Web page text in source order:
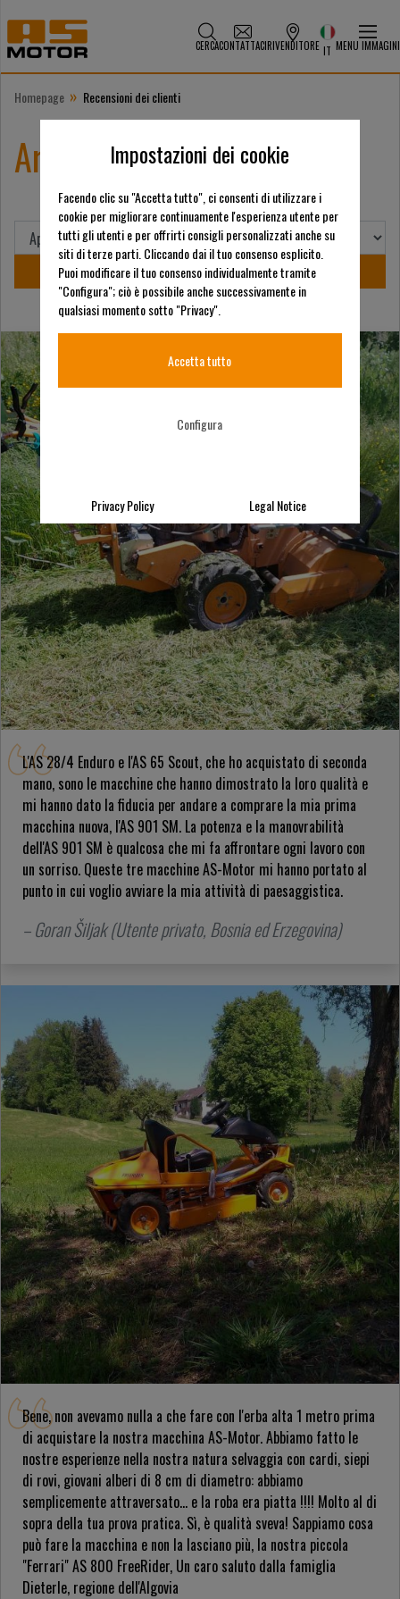
CERCACONTATTACIRIVENDITORE IT MENU IMMAGINI
Homepage » Recensioni dei clienti
Archivio recensioni
L'AS 28/4 Enduro e l'AS 65 Scout, che ho acquistato di seconda
mano, sono le macchine che hanno dimostrato la loro qualità e
mi hanno dato la fiducia per andare a comprare la mia prima
macchina nuova, l'AS 901 SM. La potenza e la manovrabilità
dell'AS 901 SM è qualcosa che mi fa affrontare ogni lavoro con
un sorriso. Queste tre macchine AS-Motor mi hanno portato al
punto in cui voglio avviare la mia attività di paesaggistica.
– Goran Šiljak (Utente privato, Bosnia ed Erzegovina)
Bene, non avevamo nulla a che fare con l'erba alta 1 metro prima
di acquistare la nostra macchina AS-Motor. Abbiamo fatto le
nostre esperienze nella nostra natura selvaggia con cardi, siepi
di rovi, giovani alberi di 8 cm di diametro: abbiamo
semplicemente attraversato... e la roba era piatta !!!! Molto al di
sopra della tua prova pratica. Sì, è qualità sveva! Sappiamo cosa
può fare la macchina e non la lasciano più, la nostra piccola
"Ferrari" AS 800 FreeRider, Un caro saluto dalla famiglia
Dieterle, regione dell'Algovia
Impostazioni dei cookie
Facendo clic su "Accetta tutto", ci consenti di utilizzare i
cookie per migliorare continuamente l'esperienza utente per
tutti gli utenti e per offrirti consigli personalizzati anche su
siti di terze parti. Cliccando dai il tuo consenso esplicito.
Puoi modificare il tuo consenso individualmente tramite
"Configura"; ciò è possibile anche successivamente in
qualsiasi momento sotto "Privacy".
Accetta tutto
Configura
Privacy Policy Legal Notice